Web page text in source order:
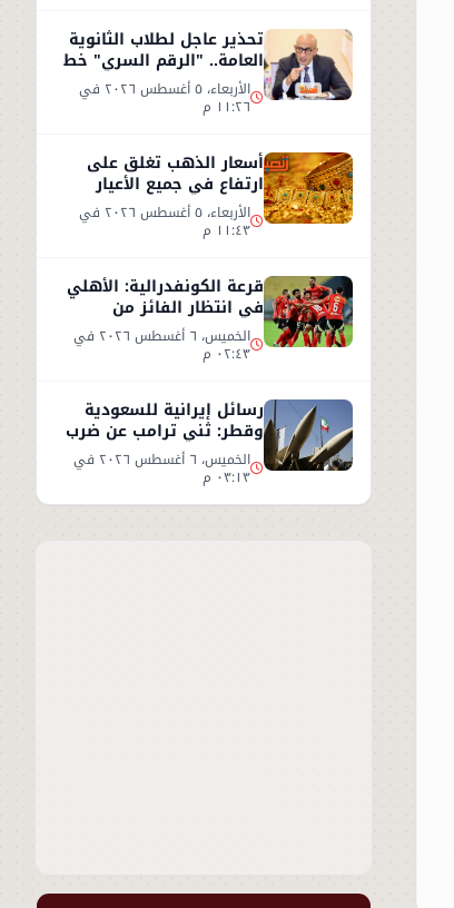
تحذير عاجل لطلاب الثانوية
العامة.. "الرقم السري" خط
أحمر الأربعاء، ٥ أغسطس ٢٠٢٦ في
١١:٢٦ م
أسعار الذهب تغلق على
ارتفاع في جميع الأعيار
الأربعاء، ٥ أغسطس ٢٠٢٦ في
١١:٤٣ م
قرعة الكونفدرالية: الأهلي
في انتظار الفائز من
مقديشو سيتي وكيتاراالخميس، ٦ أغسطس ٢٠٢٦ في
٠٢:٤٣ م
رسائل إيرانية للسعودية
وقطر: ثني ترامب عن ضرب
إيران أو سنرد على الخليج
الخميس، ٦ أغسطس ٢٠٢٦ في
٠٣:١٣ م